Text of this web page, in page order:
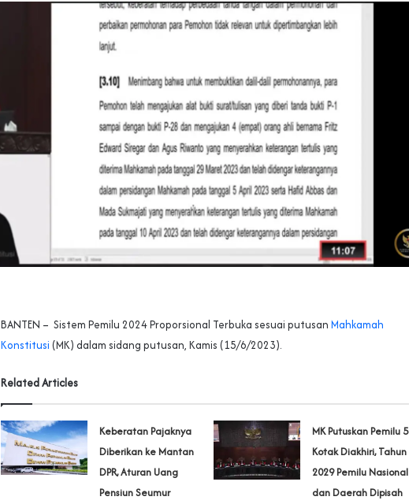
BANTEN – Sistem Pemilu 2024 Proporsional Terbuka sesuai putusan Mahkamah
Konstitusi (MK) dalam sidang putusan, Kamis (15/6/2023).
Related Articles
Keberatan Pajaknya
Diberikan ke Mantan
DPR, Aturan Uang
Pensiun Seumur
MK Putuskan Pemilu 5
Kotak Diakhiri, Tahun
2029 Pemilu Nasional
dan Daerah Dipisah